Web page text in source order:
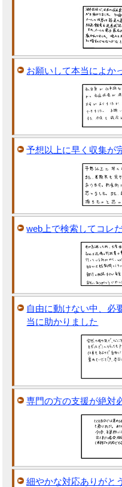
お願いして本当によか
予想以上に早く収集が
web上で検索してコレ
自由に動けない中、必
当に助かりました
専門の方の支援が絶対
細やかな対応ありがと